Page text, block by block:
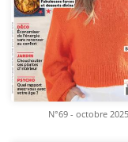
N°69 - octobre 2025